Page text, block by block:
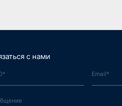
с нами